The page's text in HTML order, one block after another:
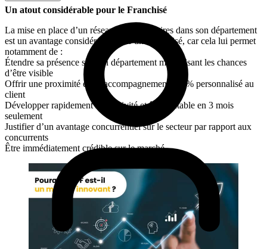
Un atout considérable pour le Franchisé
La mise en place d’un réseau de Mandataires dans son département
est un avantage considérable pour un Franchisé, car cela lui permet
notamment de :
Étendre sa présence sur son département maximisant les chances
d’être visible
Offrir une proximité et un accompagnement 100% personnalisé au
client
Développer rapidement son activité et être rentable en 3 mois
seulement
Justifier d’un avantage concurrentiel sur le secteur par rapport aux
concurrents
Être immédiatement crédible sur le marché